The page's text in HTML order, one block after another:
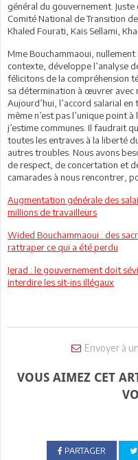
général du gouvernement.
Comité National de Transition
Khaled Fourati, Kais Sellami,
Mme Bouchammaoui,
contexte, développe l’analyse
félicitons de la compréhension
sa détermination à œuvrer avec
Aujourd’hui, l’accord salarial
même n’est pas l’unique point
j’estime communes. Il faudrait
toutes les entraves à la liberté
autres troubles. Nous avons
de respect, de concertation et
camarades à nous rencontrer,
Augmentation générale des
millions de travailleurs
Wided Bouchammaoui : des
rattraper ce qui a été perdu
Jerad : le gouvernement doit
interdire les sit-ins illégaux
Envoyer à
VOUS AIMEZ CET
PARTAGER